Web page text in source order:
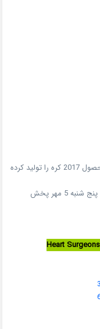
محصول 2017 کره را تولید کرده
به دلیل جشنواره چوسوک در کره، 4 قسمت آغازین پنج شنبه 5 مهر پخش